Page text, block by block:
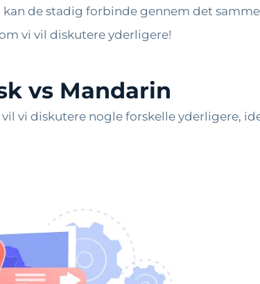
de stadig forbinde gennem det
vi vil diskutere yderligere!
vs Mandarin
vi diskutere nogle forskelle yderligere,